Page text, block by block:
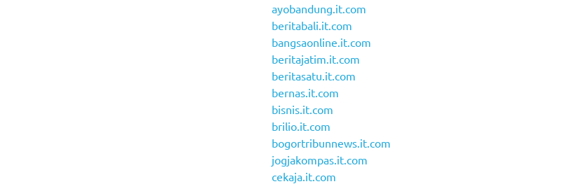
ayobandung.it.com
beritabali.it.com
bangsaonline.it.com
beritajatim.it.com
beritasatu.it.com
bernas.it.com
bisnis.it.com
brilio.it.com
bogortribunnews.it.com
jogjakompas.it.com
cekaja.it.com